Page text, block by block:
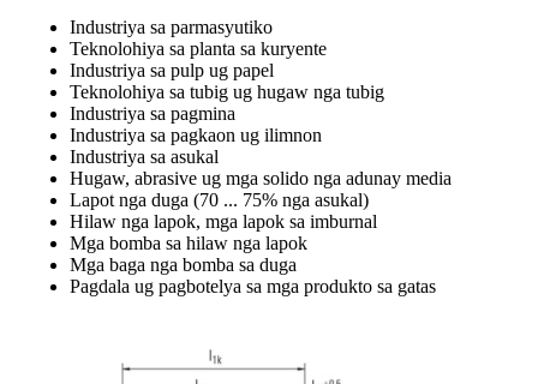
Industriya sa parmasyutiko
Teknolohiya sa planta sa kuryente
Industriya sa pulp ug papel
Teknolohiya sa tubig ug hugaw nga tubig
Industriya sa pagmina
Industriya sa pagkaon ug ilimnon
Industriya sa asukal
Hugaw, abrasive ug mga solido nga adunay media
Lapot nga duga (70 ... 75% nga asukal)
Hilaw nga lapok, mga lapok sa imburnal
Mga bomba sa hilaw nga lapok
Mga baga nga bomba sa duga
Pagdala ug pagbotelya sa mga produkto sa gatas